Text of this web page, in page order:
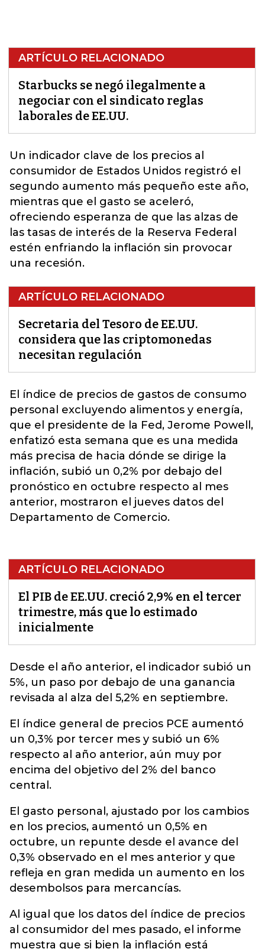
ARTÍCULO RELACIONADO
Starbucks se negó ilegalmente a
negociar con el sindicato reglas
laborales de EE.UU.
Un indicador clave de los precios al
consumidor de Estados Unidos registró el
segundo aumento más pequeño este año,
mientras que el gasto se aceleró,
ofreciendo esperanza de que las alzas de
las tasas de interés de la Reserva Federal
estén enfriando la inflación sin provocar
una recesión.
ARTÍCULO RELACIONADO
Secretaria del Tesoro de EE.UU.
considera que las criptomonedas
necesitan regulación
El índice de precios de gastos de consumo
personal excluyendo alimentos y energía,
que el presidente de la Fed, Jerome Powell,
enfatizó esta semana que es una medida
más precisa de hacia dónde se dirige la
inflación, subió un 0,2% por debajo del
pronóstico en octubre respecto al mes
anterior, mostraron el jueves datos del
Departamento de Comercio.
ARTÍCULO RELACIONADO
El PIB de EE.UU. creció 2,9% en el tercer
trimestre, más que lo estimado
inicialmente
Desde el año anterior, el indicador subió un
5%, un paso por debajo de una ganancia
revisada al alza del 5,2% en septiembre.
El índice general de precios PCE aumentó
un 0,3% por tercer mes y subió un 6%
respecto al año anterior, aún muy por
encima del objetivo del 2% del banco
central.
El gasto personal, ajustado por los cambios
en los precios, aumentó un 0,5% en
octubre, un repunte desde el avance del
0,3% observado en el mes anterior y que
refleja en gran medida un aumento en los
desembolsos para mercancías.
Al igual que los datos del índice de precios
al consumidor del mes pasado, el informe
muestra que si bien la inflación está